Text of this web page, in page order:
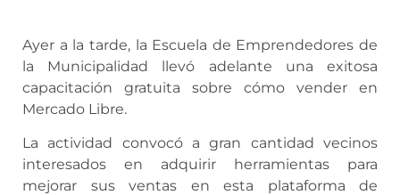
Ayer a la tarde, la Escuela de Emprendedores de
la Municipalidad llevó adelante una exitosa
capacitación gratuita sobre cómo vender en
Mercado Libre.
La actividad convocó a gran cantidad vecinos
interesados en adquirir herramientas para
mejorar sus ventas en esta plataforma de